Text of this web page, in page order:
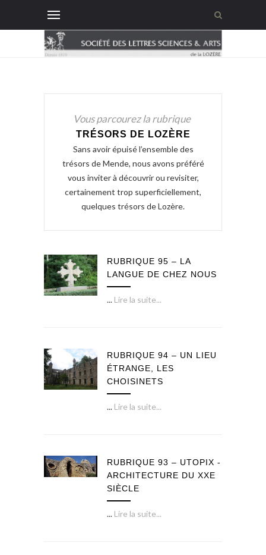
Vous parcourez la rubrique
TRÉSORS DE LOZÈRE
Sans avoir épuisé l’ensemble des
trésors de Mende, nous avons préféré
vous inviter à découvrir ou revisiter,
certainement trop superficiellement,
quelques trésors de Lozère.
RUBRIQUE 95 – LA
LANGUE DE CHEZ NOUS
... Lire la suite...
RUBRIQUE 94 – UN LIEU
ÉTRANGE, LES
CHOISINETS
... Lire la suite...
RUBRIQUE 93 – UTOPIX -
ARCHITECTURE DU XXE
SIÈCLE
... Lire la suite...